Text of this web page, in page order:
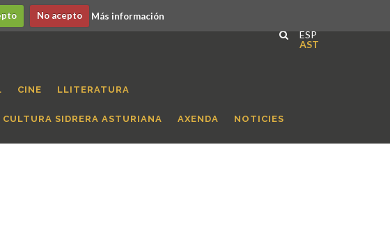
No acepto Más información
ESP
AST
CINE LLITERATURA
CULTURA SIDRERA ASTURIANA AXENDA NOTICIES